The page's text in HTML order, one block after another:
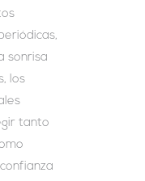
sonrisa
los
tanto